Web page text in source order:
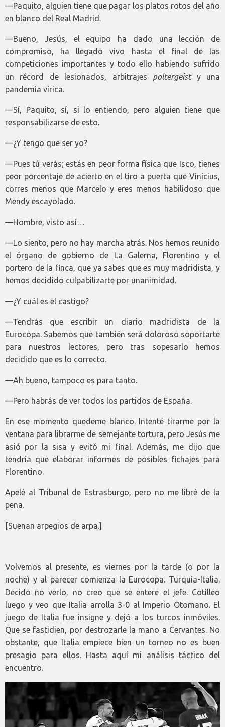
—Paquito, alguien tiene que pagar los platos rotos del año
en blanco del Real Madrid.
—Bueno, Jesús, el equipo ha dado una lección de
compromiso, ha llegado vivo hasta el final de las
competiciones importantes y todo ello habiendo sufrido
un récord de lesionados, arbitrajes poltergeisty una
pandemia vírica.
—Sí, Paquito, sí, si lo entiendo, pero alguien tiene que
responsabilizarse de esto.
—¿Y tengo que ser yo?
—Pues tú verás; estás en peor forma física que Isco, tienes
peor porcentaje de acierto en el tiro a puerta que Vinícius,
corres menos que Marcelo y eres menos habilidoso que
Mendy escayolado.
—Hombre, visto así…
—Lo siento, pero no hay marcha atrás. Nos hemos reunido
el órgano de gobierno de La Galerna, Florentino y el
portero de la finca, que ya sabes que es muy madridista, y
hemos decidido culpabilizarte por unanimidad.
—¿Y cuál es el castigo?
—Tendrás que escribir un diario madridista de la
Eurocopa. Sabemos que también será doloroso soportarte
para nuestros lectores, pero tras sopesarlo hemos
decidido que es lo correcto.
—Ah bueno, tampoco es para tanto.
—Pero habrás de ver todos los partidos de España.
En ese momento quedeme blanco. Intenté tirarme por la
ventana para librarme de semejante tortura, pero Jesús me
asió por la sisa y evitó mi final. Además, me dijo que
tendría que elaborar informes de posibles fichajes para
Florentino.
Apelé al Tribunal de Estrasburgo, pero no me libré de la
pena.
[Suenan arpegios de arpa.]
Volvemos al presente, es viernes por la tarde (o por la
noche) y al parecer comienza la Eurocopa. Turquía-Italia.
Decido no verlo, no creo que se entere el jefe. Cotilleo
luego y veo que Italia arrolla 3-0 al Imperio Otomano. El
juego de Italia fue insigne y dejó a los turcos inmóviles.
Que se fastidien, por destrozarle la mano a Cervantes. No
obstante, que Italia empiece bien un torneo no es buen
presagio para ellos. Hasta aquí mi análisis táctico del
encuentro.